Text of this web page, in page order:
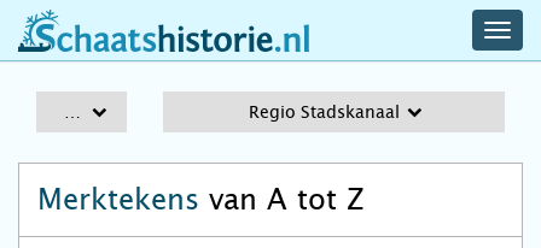
schaatshistorie.nl
Regio Stadskanaal
Merktekens van A tot Z